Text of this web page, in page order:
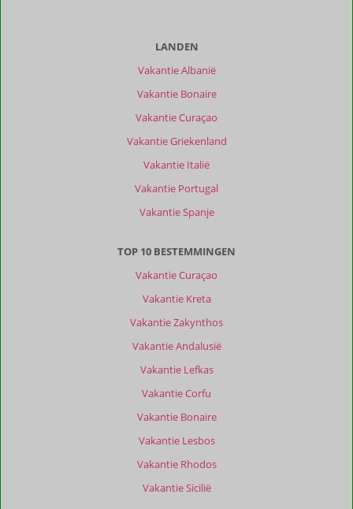
LANDEN
Vakantie Albanië
Vakantie Bonaire
Vakantie Curaçao
Vakantie Griekenland
Vakantie Italië
Vakantie Portugal
Vakantie Spanje
TOP 10 BESTEMMINGEN
Vakantie Curaçao
Vakantie Kreta
Vakantie Zakynthos
Vakantie Andalusië
Vakantie Lefkas
Vakantie Corfu
Vakantie Bonaire
Vakantie Lesbos
Vakantie Rhodos
Vakantie Sicilië